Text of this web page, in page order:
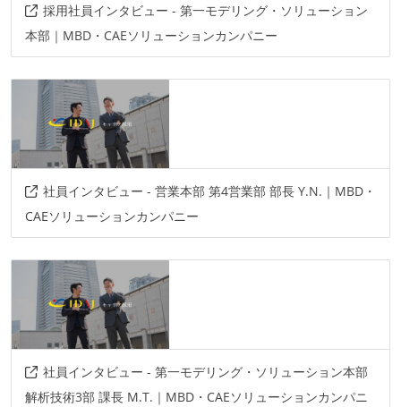
採用社員インタビュー - 第一モデリング・ソリューション
本部｜MBD・CAEソリューションカンパニー
社員インタビュー - 営業本部 第4営業部 部長 Y.N.｜MBD・
CAEソリューションカンパニー
社員インタビュー - 第一モデリング・ソリューション本部
解析技術3部 課長 M.T.｜MBD・CAEソリューションカンパニ